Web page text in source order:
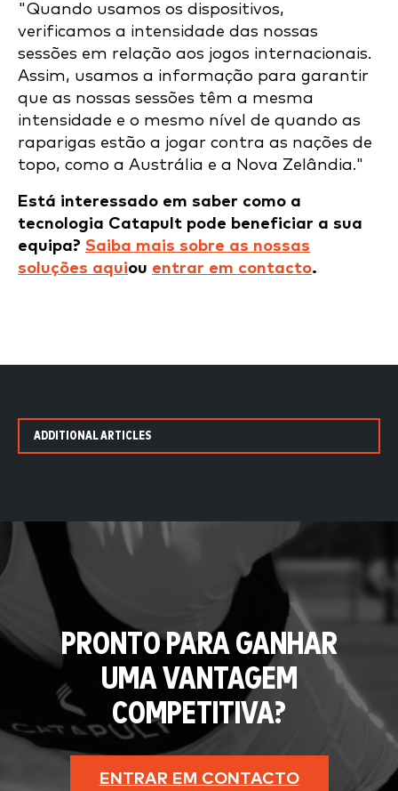
"Quando usamos os dispositivos,
verificamos a intensidade das nossas
sessões em relação aos jogos internacionais.
Assim, usamos a informação para garantir
que as nossas sessões têm a mesma
intensidade e o mesmo nível de quando as
raparigas estão a jogar contra as nações de
topo, como a Austrália e a Nova Zelândia."
Está interessado em saber como a
tecnologia Catapult pode beneficiar a sua
equipa? Saiba mais sobre as nossas
soluções aquiou entrar em contacto.
ADDITIONAL ARTICLES
PRONTO PARA GANHAR
UMA VANTAGEM
COMPETITIVA?
ENTRAR EM CONTACTO